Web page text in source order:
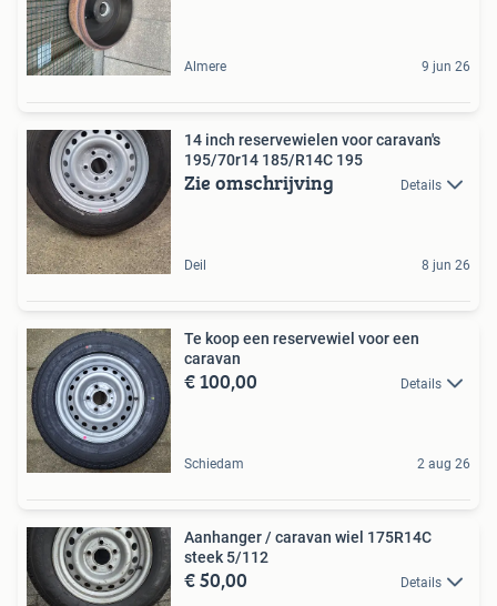
Almere 9 jun 26
14 inch reservewielen voor caravan's
195/70r14 185/R14C 195
Zie omschrijving Details
Deil 8 jun 26
Te koop een reservewiel voor een
caravan
€ 100,00 Details
Schiedam 2 aug 26
Aanhanger / caravan wiel 175R14C
steek 5/112
€ 50,00 Details